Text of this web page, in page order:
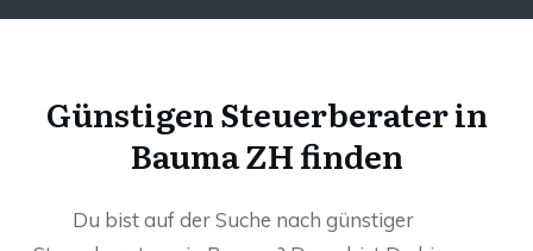
Günstigen Steuerberater in
Bauma ZH finden
Du bist auf der Suche nach günstiger